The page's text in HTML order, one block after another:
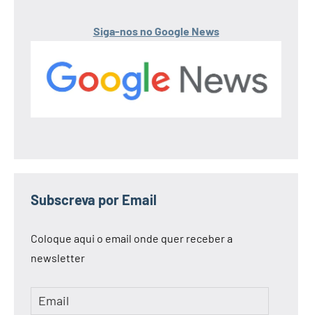
Siga-nos no Google News
Subscreva por Email
Coloque aqui o email onde quer receber a
newsletter
Email